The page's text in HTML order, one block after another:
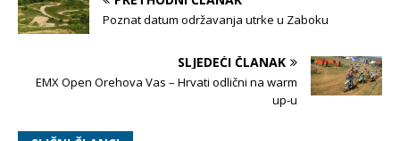
Poznat datum održavanja utrke u Zaboku
SLJEDEĆI ČLANAK
EMX Open Orehova Vas – Hrvati odlični na warm
up-u